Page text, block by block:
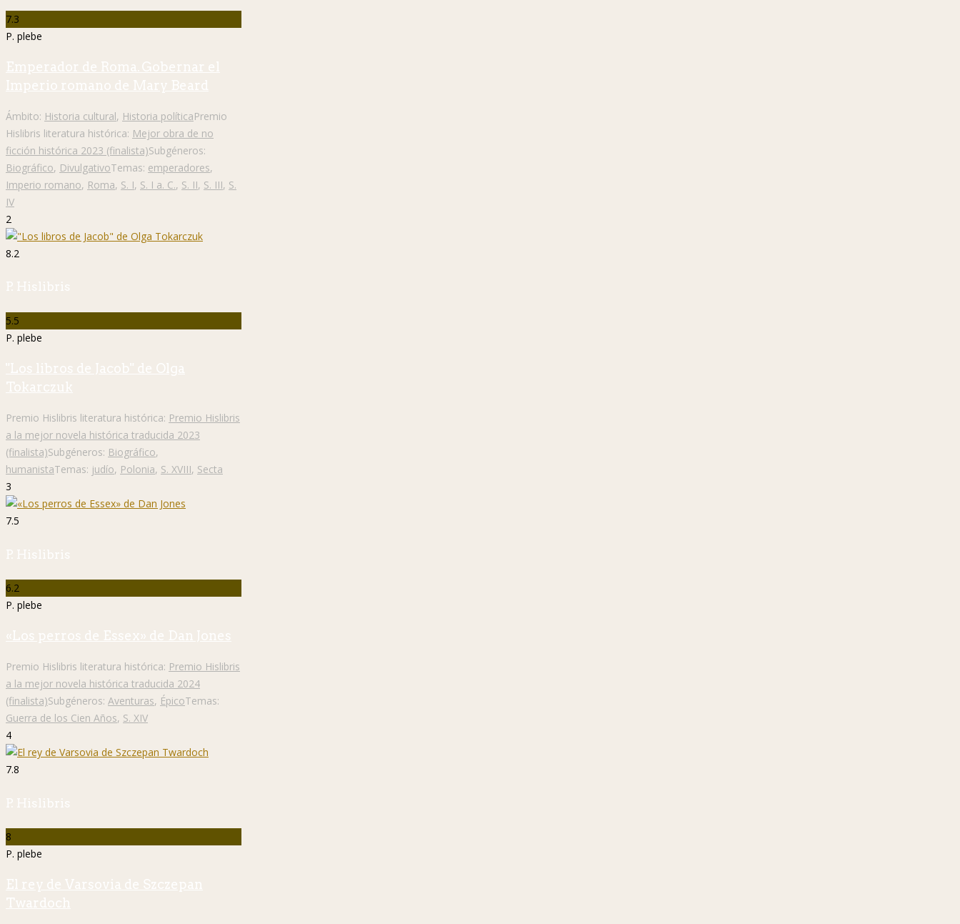
7.3
P. plebe
Emperador de Roma. Gobernar el
Imperio romano de Mary Beard
Ámbito: Historia cultural, Historia políticaPremio
Hislibris literatura histórica: Mejor obra de no
ficción histórica 2023 (finalista)Subgéneros:
Biográfico, DivulgativoTemas: emperadores,
Imperio romano, Roma, S. I, S. I a. C., S. II, S. III, S.
IV
2
8.2
P. Hislibris
5.5
P. plebe
"Los libros de Jacob" de Olga
Tokarczuk
Premio Hislibris literatura histórica: Premio Hislibris
a la mejor novela histórica traducida 2023
(finalista)Subgéneros: Biográfico,
humanistaTemas: judío, Polonia, S. XVIII, Secta
3
7.5
P. Hislibris
6.2
P. plebe
«Los perros de Essex» de Dan Jones
Premio Hislibris literatura histórica: Premio Hislibris
a la mejor novela histórica traducida 2024
(finalista)Subgéneros: Aventuras, ÉpicoTemas:
Guerra de los Cien Años, S. XIV
4
7.8
P. Hislibris
8
P. plebe
El rey de Varsovia de Szczepan
Twardoch